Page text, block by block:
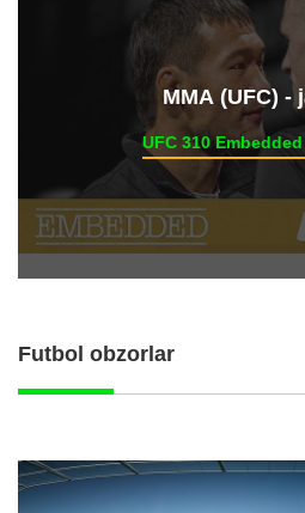
ММА (UFC) -
UFC 310
Futbol obzorlar